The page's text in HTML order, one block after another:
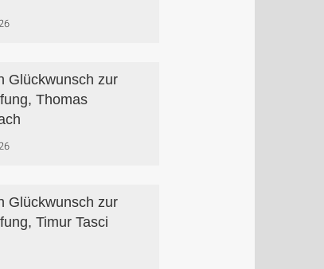
Glückwunsch zur
Thomas
Glückwunsch zur
Timur Tasci